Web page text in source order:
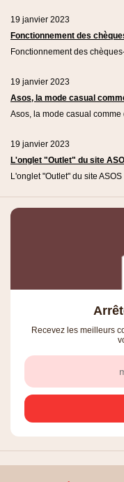
19 janvier 2023
Fonctionnement des
Fonctionnement des
19 janvier 2023
Asos, la mode casual
Asos, la mode casual comme
19 janvier 2023
L'onglet "Outlet" du site
L'onglet "Outlet" du site ASOS
Recevez les meilleurs